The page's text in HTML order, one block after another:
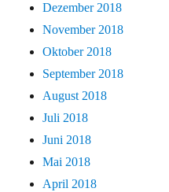
Dezember 2018
November 2018
Oktober 2018
September 2018
August 2018
Juli 2018
Juni 2018
Mai 2018
April 2018